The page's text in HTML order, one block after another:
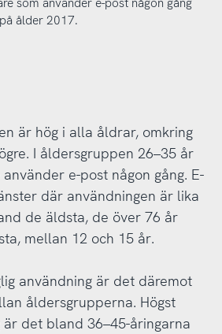
som använder e-post någon gång
ålder 2017.
är hög i alla åldrar, omkring
I åldersgruppen 26–35 år
e-post någon gång. E-
där användningen är lika
de äldsta, de över 76 år
mellan 12 och 15 år.
användning är det däremot
åldersgrupperna. Högst
det bland 36–45-åringarna